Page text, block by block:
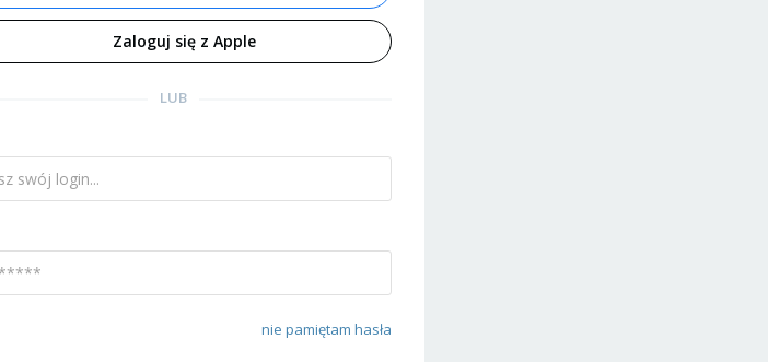
Zaloguj się z Apple
LUB
nie pamiętam hasła